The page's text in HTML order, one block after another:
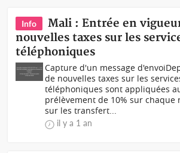
Info
Mali : Entrée en
nouvelles taxes sur les
téléphoniques
Capture d'un message
de nouvelles taxes sur les
téléphoniques sont appliquées
prélèvement de 10% sur chaque
sur les transfert...
il y a 1 an